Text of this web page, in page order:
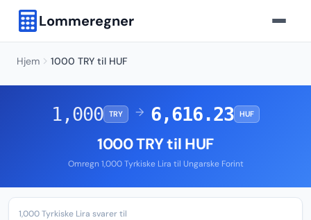
Lommeregner
Hjem 1000 TRY til HUF
1,000 TRY → 6,616.23 HUF
1000 TRY til HUF
Omregn 1,000 Tyrkiske Lira til Ungarske Forint
1,000 Tyrkiske Lira svarer til